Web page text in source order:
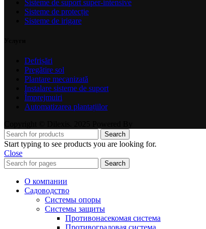
Sisteme de suport super-intensive
Sisteme de protecție
Sisteme de irigare
Defrișări
Pregătire sol
Plantare mecanizată
Instalare sisteme de suport
Împrejmuiri
Automatizarea plantațiilor
Search
Start typing to see products you are looking for.
Close
Search
О компании
Садоводство
Системы опоры
Системы защиты
Противонасекомая система